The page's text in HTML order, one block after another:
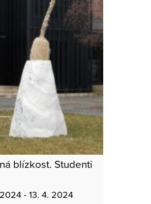
blízkost. Studenti
- 13. 4. 2024